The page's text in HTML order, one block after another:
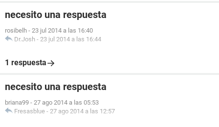
necesito una respuesta
rosibelh - 23 jul 2014 a las 16:40
Dr.Josh - 23 jul 2014 a las 16:44
1 respuesta
necesito una respuesta
briana99 - 27 ago 2014 a las 05:53
Fresasblue - 27 ago 2014 a las 12:57